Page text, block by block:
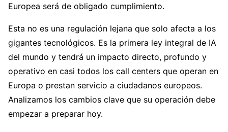
Europea será de obligado cumplimiento.
Esta no es una regulación lejana que solo afecta a los
gigantes tecnológicos. Es la primera ley integral de IA
del mundo y tendrá un impacto directo, profundo y
operativo en casi todos los call centers que operan en
Europa o prestan servicio a ciudadanos europeos.
Analizamos los cambios clave que su operación debe
empezar a preparar hoy.